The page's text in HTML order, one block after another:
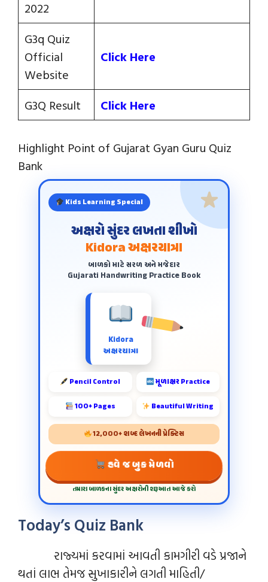
2022
G3q Quiz
Official
Website
Click Here
G3Q Result Click Here
Highlight Point of Gujarat Gyan Guru Quiz
Bank
Kids Learning Special
અક્ષરો સુંદર લખતા શીખો
Kidora અક્ષરયાત્રા
બાળકો માટે સરળ અને મજેદાર
Gujarati Handwriting Practice Book
Kidora
અક્ષરયાત્રા
Pencil Control મૂળાક્ષર Practice
100+ Pages Beautiful Writing
12,000+ શબ્દ લેખનની પ્રેક્ટિસ
હવે જ બુક મેળવો
તમારા બાળકના સુંદર અક્ષરોની શરૂઆત આજે કરો
Today’s Quiz Bank
રાજ્યમાં કરવામાં આવતી કામગીરી વડે પ્રજાને
થતાં લાભ તેમજ સુખાકારીને લગતી માહિતી/